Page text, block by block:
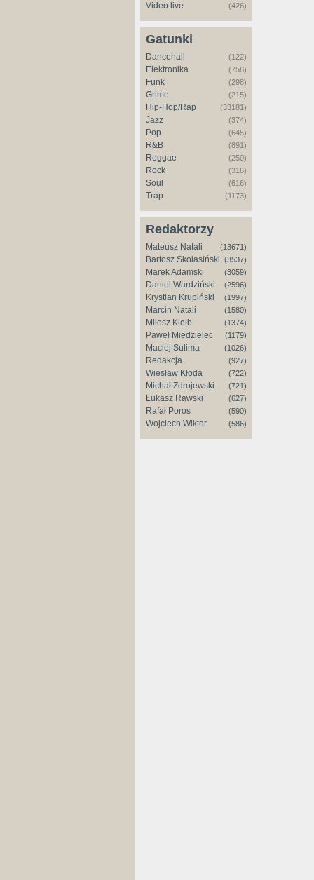
Video live (426)
Gatunki
Dancehall (122)
Elektronika (758)
Funk (298)
Grime (215)
Hip-Hop/Rap (33181)
Jazz (374)
Pop (645)
R&B (891)
Reggae (250)
Rock (316)
Soul (616)
Trap (1173)
Redaktorzy
Mateusz Natali (13671)
Bartosz Skolasiński (3537)
Marek Adamski (3059)
Daniel Wardziński (2596)
Krystian Krupiński (1997)
Marcin Natali (1580)
Miłosz Kiełb (1374)
Paweł Miedzielec (1179)
Maciej Sulima (1026)
Redakcja (927)
Wiesław Kłoda (722)
Michał Zdrojewski (721)
Łukasz Rawski (627)
Rafał Poros (590)
Wojciech Wiktor (586)